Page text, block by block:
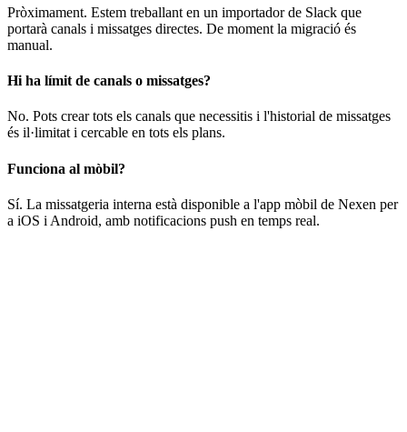
Pròximament. Estem treballant en un importador de Slack que
portarà canals i missatges directes. De moment la migració és
manual.
Hi ha límit de canals o missatges?
No. Pots crear tots els canals que necessitis i l'historial de missatges
és il·limitat i cercable en tots els plans.
Funciona al mòbil?
Sí. La missatgeria interna està disponible a l'app mòbil de Nexen per
a iOS i Android, amb notificacions push en temps real.